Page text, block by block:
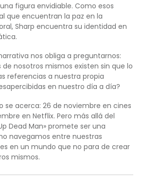
figura envidiable. Como esos
que encuentran la paz en la
Sharp encuentra su identidad en
nos obliga a preguntarnos:
nosotros mismos existen sin que lo
referencias a nuestra propia
en nuestro día a día?
se acerca: 26 de noviembre en cines
en Netflix. Pero más allá del
Dead Man» promete ser una
navegamos entre nuestras
en un mundo que no para de crear
mismos.